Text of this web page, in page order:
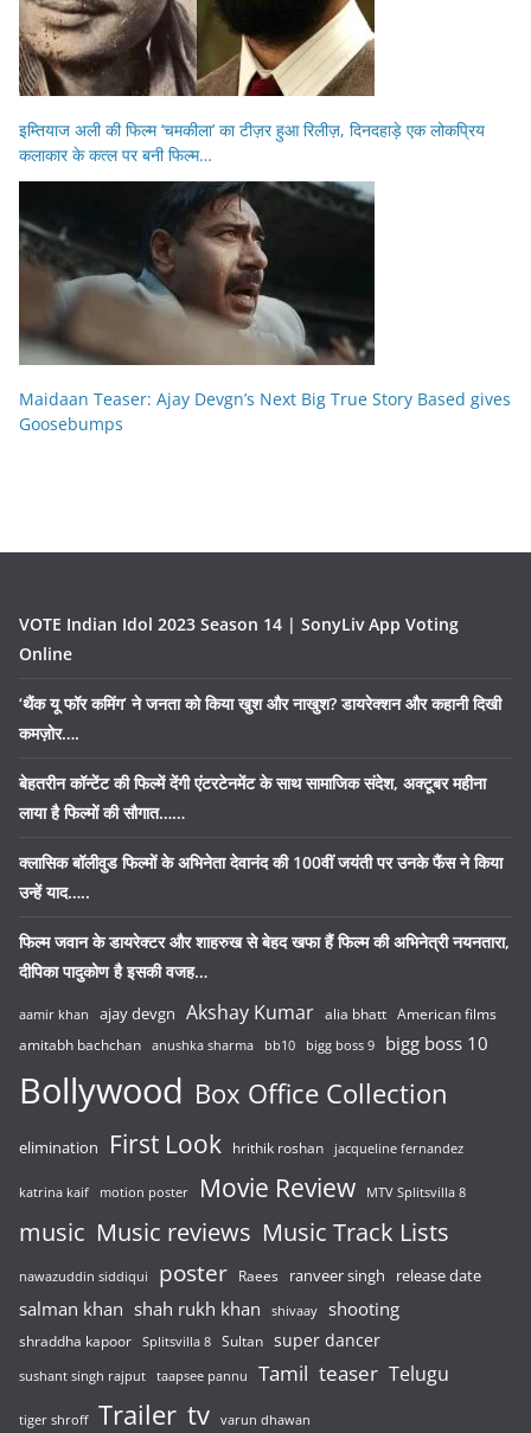
इम्तियाज अली की फिल्म ‘चमकीला’ का टीज़र हुआ रिलीज़, दिनदहाड़े एक लोकप्रिय
कलाकार के कत्ल पर बनी फिल्म…
Maidaan Teaser: Ajay Devgn’s Next Big True Story Based gives
Goosebumps
VOTE Indian Idol 2023 Season 14 | SonyLiv App Voting
Online
‘थैंक यू फॉर कमिंग’ ने जनता को किया खुश और नाखुश? डायरेक्शन और कहानी दिखी
कमज़ोर….
बेहतरीन कॉन्टेंट की फिल्में देंगी एंटरटेनमेंट के साथ सामाजिक संदेश, अक्टूबर महीना
लाया है फिल्मों की सौगात……
क्लासिक बॉलीवुड फिल्मों के अभिनेता देवानंद की 100वीं जयंती पर उनके फैंस ने किया
उन्हें याद…..
फिल्म जवान के डायरेक्टर और शाहरुख से बेहद खफा हैं फिल्म की अभिनेत्री नयनतारा,
दीपिका पादुकोण है इसकी वजह…
aamir khan ajay devgn Akshay Kumar alia bhatt American films
amitabh bachchan anushka sharma bb10 bigg boss 9 bigg boss 10
Bollywood Box Office Collection
elimination First Look hrithik roshan jacqueline fernandez
katrina kaif motion poster Movie Review MTV Splitsvilla 8
music Music reviews Music Track Lists
nawazuddin siddiqui poster Raees ranveer singh release date
salman khan shah rukh khan shivaay shooting
shraddha kapoor Splitsvilla 8 Sultan super dancer
sushant singh rajput taapsee pannu Tamil teaser Telugu
tiger shroff Trailer tv varun dhawan